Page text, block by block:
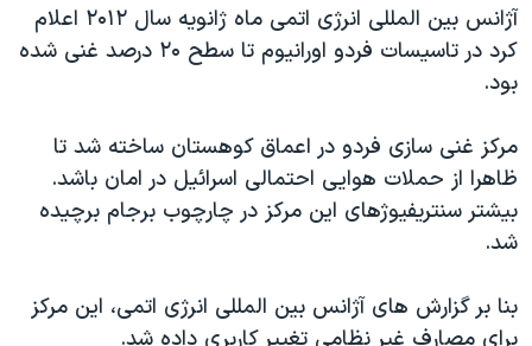
سفر پرزیدنت ترامپ به چین
آژانس بین المللی انرژی اتمی ماه ژانویه سال ۲۰۱۲ اعلام
کرد در تاسیسات فردو اورانیوم تا سطح ۲۰ درصد غنی شده
بود.
مرکز غنی سازی فردو در اعماق کوهستان ساخته شد تا
ظاهرا از حملات هوایی احتمالی اسرائیل در امان باشد.
بیشتر سنتریفیوژهای این مرکز در چارچوب برجام برچیده
شد.
بنا بر گزارش های آژانس بین المللی انرژی اتمی، این مرکز